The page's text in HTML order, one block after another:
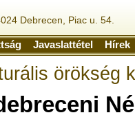
Debrecen, Piac u. 54.
Javaslattétel Hírek
örökség